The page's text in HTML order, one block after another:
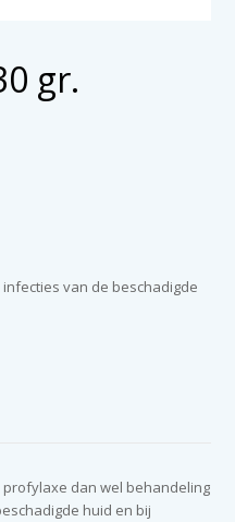
gr.
van de beschadigde
dan wel behandeling
huid en bij